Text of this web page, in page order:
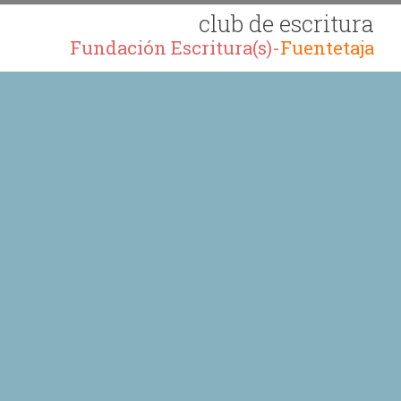
club de escritura
Fundación Escritura(s)-Fuentetaja